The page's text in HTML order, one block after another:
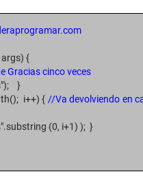
{
Gracias cinco veces
}
i++) { //Va devolviendo en
(0, i+1) ); }